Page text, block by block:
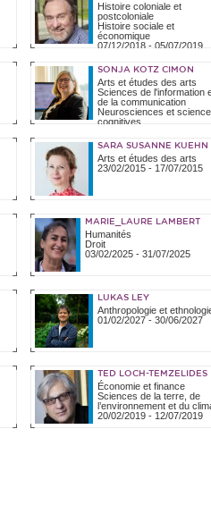
Histoire coloniale et
postcoloniale
Histoire sociale et
économique
07/12/2018 - 05/07/2019
SONJA KOTZ CIMON
Arts et études des arts
Sciences de l'information
de la communication
Neurosciences et
cognitives
SARA SUSANNE KUEHN
Arts et études des arts
23/02/2015 - 17/07/2015
MARIE_LAURE LAMBERT
Humanités
Droit
03/02/2025 - 31/07/2025
LUKAS LEY
Anthropologie et
01/02/2027 - 30/06/2027
TED LOCH-TEMZELIDES
Économie et finance
Sciences de la terre, de
l’environnement et du
20/02/2019 - 12/07/2019